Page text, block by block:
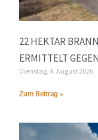
22 HEKTAR
ERMITTELT
Dienstag, 4. August 2026
Zum Beitrag »